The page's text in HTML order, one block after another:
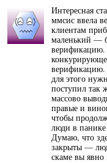
Интересная
ммсис ввела
клиентам
маленький —
верификацию.
верификацию.
для этого
поступил так
массово
правые и
чтобы
люди в панике
Думаю, что
закрыты —
скаме вы